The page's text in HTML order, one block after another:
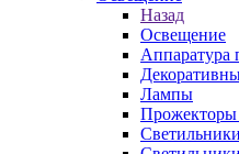
Назад
Освещение
Аппаратура
Лампы
Прожекторы